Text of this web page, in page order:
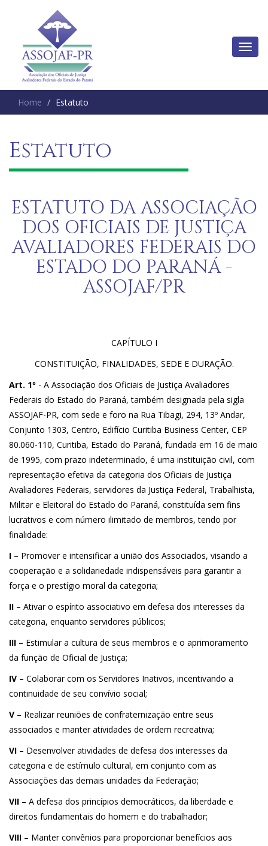
Home Estatuto
Estatuto
ESTATUTO DA ASSOCIAÇÃO
DOS OFICIAIS DE JUSTIÇA
AVALIADORES FEDERAIS DO
ESTADO DO PARANÁ -
ASSOJAF/PR
CAPÍTULO I
CONSTITUIÇÃO, FINALIDADES, SEDE E DURAÇÃO.
Art. 1º - A Associação dos Oficiais de Justiça Avaliadores
Federais do Estado do Paraná, também designada pela sigla
ASSOJAF-PR, com sede e foro na Rua Tibagi, 294, 13º Andar,
Conjunto 1303, Centro, Edifício Curitiba Business Center, CEP
80.060-110, Curitiba, Estado do Paraná, fundada em 16 de maio
de 1995, com prazo indeterminado, é uma instituição civil, com
representação efetiva da categoria dos Oficiais de Justiça
Avaliadores Federais, servidores da Justiça Federal, Trabalhista,
Militar e Eleitoral do Estado do Paraná, constituída sem fins
lucrativos e com número ilimitado de membros, tendo por
finalidade:
I – Promover e intensificar a união dos Associados, visando a
cooperação e a solidariedade indispensáveis para garantir a
força e o prestígio moral da categoria;
II – Ativar o espírito associativo em defesa dos interesses da
categoria, enquanto servidores públicos;
III – Estimular a cultura de seus membros e o aprimoramento
da função de Oficial de Justiça;
IV – Colaborar com os Servidores Inativos, incentivando a
continuidade de seu convívio social;
V – Realizar reuniões de confraternização entre seus
associados e manter atividades de ordem recreativa;
VI – Desenvolver atividades de defesa dos interesses da
categoria e de estímulo cultural, em conjunto com as
Associações das demais unidades da Federação;
VII – A defesa dos princípios democráticos, da liberdade e
direitos fundamentais do homem e do trabalhador;
VIII – Manter convênios para proporcionar benefícios aos